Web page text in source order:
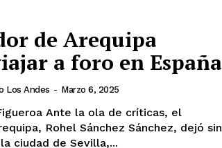
de Arequipa
a foro en España
Los Andes - Marzo 6, 2025
de críticas, el
Rohel Sánchez Sánchez, dejó sin
ciudad de Sevilla,...